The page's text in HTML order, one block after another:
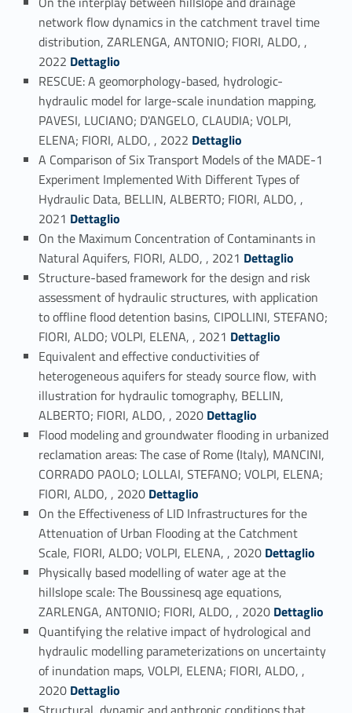
network flow dynamics in the catchment travel time
distribution, ZARLENGA, ANTONIO; FIORI, ALDO, ,
2022 Link identifier #identifier_person_166109-23
Dettaglio
RESCUE: A geomorphology-based, hydrologic-
hydraulic model for large-scale inundation mapping,
PAVESI, LUCIANO; D'ANGELO, CLAUDIA; VOLPI,
ELENA; FIORI, ALDO, , 2022 Link identifier #identifier_person_79320-24
Dettaglio
A Comparison of Six Transport Models of the MADE-1
Experiment Implemented With Different Types of
Hydraulic Data, BELLIN, ALBERTO; FIORI, ALDO, ,
2021 Link identifier #identifier_person_4295-25
Dettaglio
On the Maximum Concentration of Contaminants in
Natural Aquifers, FIORI, ALDO, , 2021 Link identifier #identifier_person_4515-26
Dettaglio
Structure-based framework for the design and risk
assessment of hydraulic structures, with application
to offline flood detention basins, CIPOLLINI, STEFANO;
FIORI, ALDO; VOLPI, ELENA, , 2021 Link identifier #identifier_person_8691-27
Dettaglio
Equivalent and effective conductivities of
heterogeneous aquifers for steady source flow, with
illustration for hydraulic tomography, BELLIN,
ALBERTO; FIORI, ALDO, , 2020Link identifier #identifier_person_987-28
Dettaglio
Flood modeling and groundwater flooding in urbanized
reclamation areas: The case of Rome (Italy), MANCINI,
CORRADO PAOLO; LOLLAI, STEFANO; VOLPI, ELENA;
FIORI, ALDO, , 2020 Link identifier #identifier_person_113454-29
Dettaglio
On the Effectiveness of LID Infrastructures for the
Attenuation of Urban Flooding at the Catchment
Scale, FIORI, ALDO; VOLPI, ELENA, , 2020 Link identifier #identifier_person_190776-30
Dettaglio
Physically based modelling of water age at the
hillslope scale: The Boussinesq age equations,
ZARLENGA, ANTONIO; FIORI, ALDO, , 2020 Link identifier #identifier_person_100473-31
Dettaglio
Quantifying the relative impact of hydrological and
hydraulic modelling parameterizations on uncertainty
of inundation maps, VOLPI, ELENA; FIORI, ALDO, ,
2020 Link identifier #identifier_person_192843-32
Dettaglio